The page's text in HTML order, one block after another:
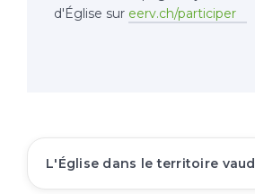
d'Église sur eerv.ch/participer
L'Église dans le territoire